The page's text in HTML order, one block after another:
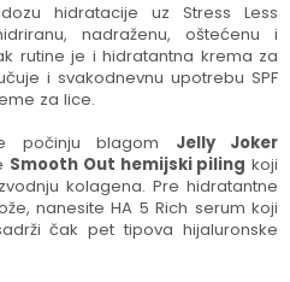
hidratacije uz Stress Less
nadraženu, oštećenu i
rutine je i hidratantna krema za
i svakodnevnu upotrebu SPF
za lice.
počinju blagom Jelly Joker
Smooth Out hemijski piling koji
kolagena. Pre hidratantne
nanesite HA 5 Rich serum koji
čak pet tipova hijaluronske